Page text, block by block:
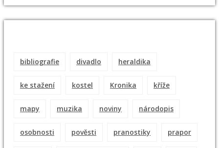
bibliografie divadlo heraldika
ke stažení kostel Kronika kříže
mapy muzika noviny národopis
osobnosti pověsti pranostiky prapor